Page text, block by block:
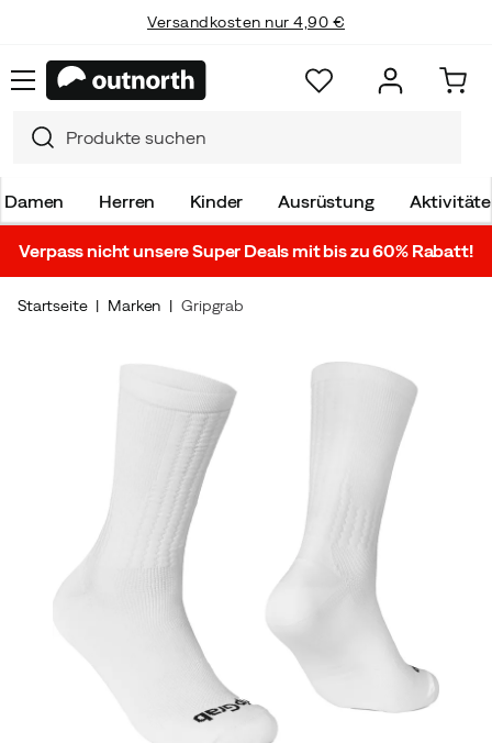
Versandkosten nur 4,90 €
Damen Herren Kinder Ausrüstung
Verpass nicht unsere Super Deals mit bis zu 60% Rabatt!
Startseite Marken Gripgrab